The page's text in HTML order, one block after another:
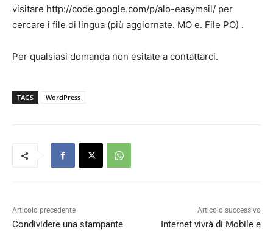
visitare http://code.google.com/p/alo-easymail/ per
cercare i file di lingua (più aggiornate. MO e. File PO) .
Per qualsiasi domanda non esitate a contattarci.
TAGS WordPress
Articolo precedente
Condividere una stampante
Articolo successivo
Internet vivrà di Mobile e